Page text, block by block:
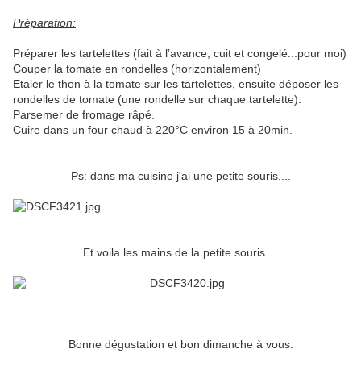
Préparation:
Préparer les tartelettes (fait à l’avance, cuit et congelé...pour moi)
Couper la tomate en rondelles (horizontalement)
Etaler le thon à la tomate sur les tartelettes, ensuite déposer les
rondelles de tomate (une rondelle sur chaque tartelette).
Parsemer de fromage râpé.
Cuire dans un four chaud à 220°C environ 15 à 20min.
Ps: dans ma cuisine j'ai une petite souris....
Et voila les mains de la petite souris....
Bonne dégustation et bon dimanche à vous.